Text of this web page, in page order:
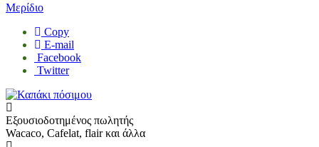
Μερίδιο
Copy
E-mail
Facebook
Twitter
Εξουσιοδοτημένος πωλητής
Wacaco, Cafelat, flair και άλλα